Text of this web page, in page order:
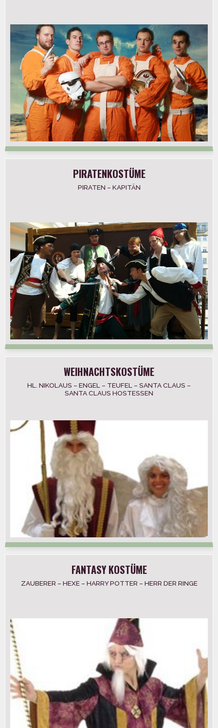
PIRATENKOSTÜME
PIRATEN – KAPITÄN
WEIHNACHTSKOSTÜME
HL. NIKOLAUS – ENGEL – TEUFEL – SANTA CLAUS –
SANTA CLAUS HOSTESSEN
FANTASY KOSTÜME
ZAUBERER – HEXE – HARRY POTTER – HERR DER RINGE